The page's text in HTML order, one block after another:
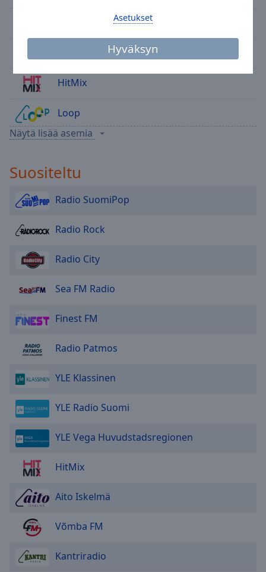
Hyväksyn
Asetukset
Text
Family
Done
Dialog
dialog
HitMix
Loop
Aito Iskelmä
Kantriradio
Näytä lisää asemia
Suositeltu
Radio SuomiPop
Radio Rock
Radio City
Sea FM Radio
Finest FM
Radio Patmos
YLE Klassinen
YLE Radio Suomi
YLE Vega Huvudstadsregionen
HitMix
Aito Iskelmä
Võmba FM
Kantriradio